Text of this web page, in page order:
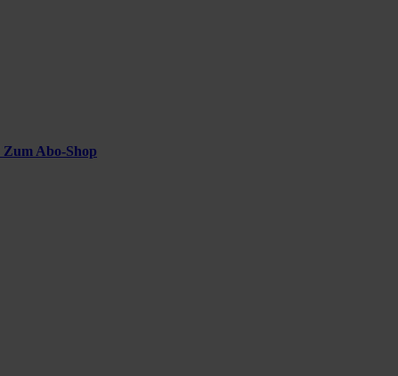
Zum Abo-Shop